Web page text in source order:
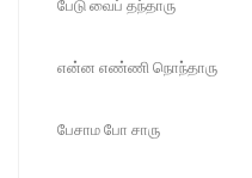
பேடு வைப் தந்தாரு
என்ன எண்ணி நொந்தாரு
பேசாம போ சாரு